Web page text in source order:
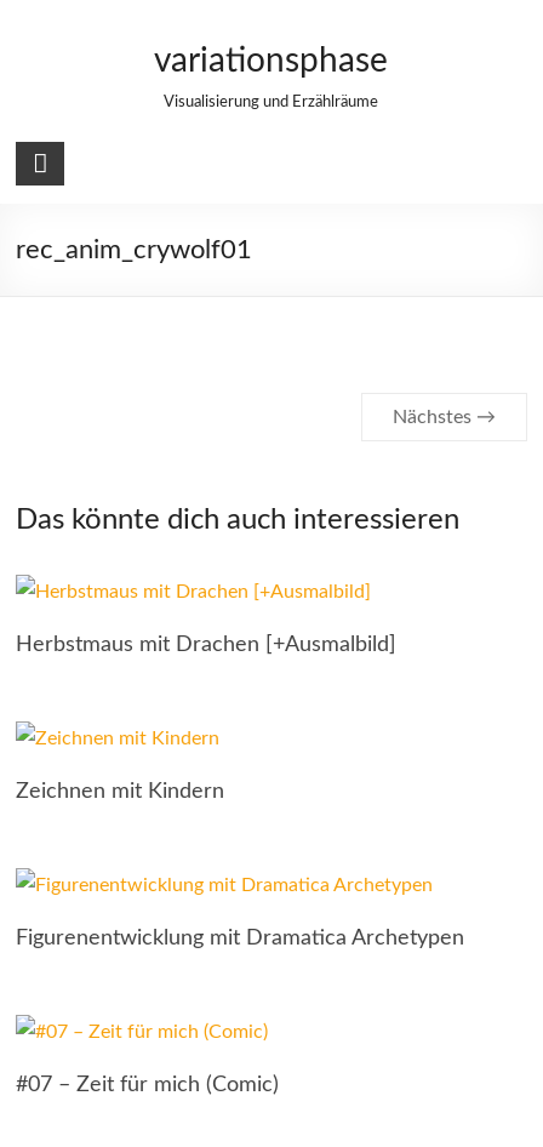
variationsphase
Visualisierung und Erzählräume
rec_anim_crywolf01
Nächstes →
Das könnte dich auch interessieren
Herbstmaus mit Drachen [+Ausmalbild]
Zeichnen mit Kindern
Figurenentwicklung mit Dramatica Archetypen
#07 – Zeit für mich (Comic)